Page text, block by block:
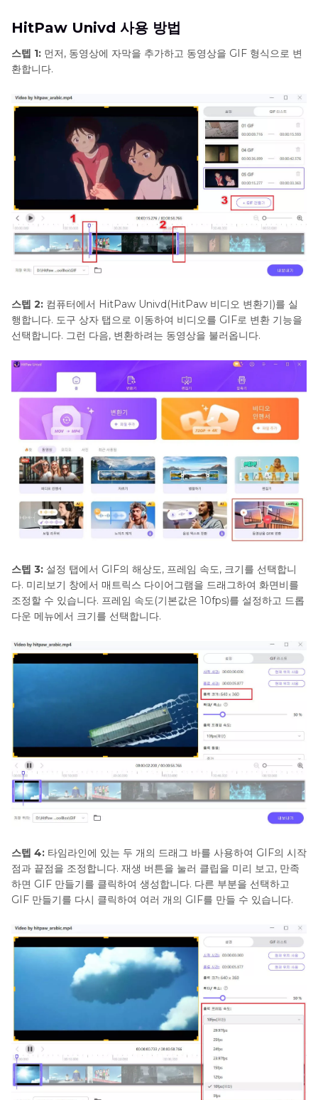
HitPaw Univd 사용 방법
스텝 1: 먼저, 동영상에 자막을 추가하고 동영상을 GIF 형식으로 변
환합니다.
스텝 2: 컴퓨터에서 HitPaw Univd(HitPaw 비디오 변환기)를 실
행합니다. 도구 상자 탭으로 이동하여 비디오를 GIF로 변환 기능을
선택합니다. 그런 다음, 변환하려는 동영상을 불러옵니다.
스텝 3: 설정 탭에서 GIF의 해상도, 프레임 속도, 크기를 선택합니
다. 미리보기 창에서 매트릭스 다이어그램을 드래그하여 화면비를
조정할 수 있습니다. 프레임 속도(기본값은 10fps)를 설정하고 드롭
다운 메뉴에서 크기를 선택합니다.
스텝 4: 타임라인에 있는 두 개의 드래그 바를 사용하여 GIF의 시작
점과 끝점을 조정합니다. 재생 버튼을 눌러 클립을 미리 보고, 만족
하면 GIF 만들기를 클릭하여 생성합니다. 다른 부분을 선택하고
GIF 만들기를 다시 클릭하여 여러 개의 GIF를 만들 수 있습니다.